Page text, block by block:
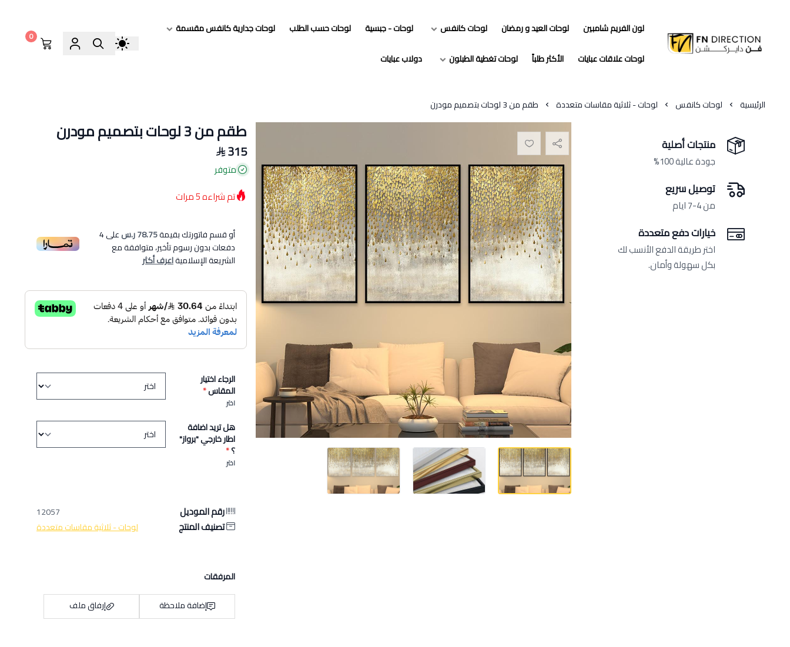
فن دايركشن
لون الفريم شامبين لوحات العيد و رمضان لوحات كانفس لوحات - جبسية لوحات حسب الطلب
لوحات جدارية كانفس مقسمة
لوحات علاقات عبايات
الأكثر طلباً لوحات تغطية الطبلون دولاب عبايات
0
الرئيسية لوحات كانفس لوحات - ثلاثية مقاسات متعددة طقم من 3 لوحات بتصميم مودرن
طقم من 3 لوحات بتصميم مودرن
315
متوفر
تم شراءه5مرات
أو قسم فاتورتك بقيمة78.75 ر.س على4
دفعات بدون رسوم تأخير، متوافقة مع
الشريعة الإسلاميةاعرف أكثر
الرجاء اختيار
المقاس*
اختر
هل تريد اضافة
اطار خارجي "برواز"
؟*
اختر
رقم الموديل 12057
تصنيف المنتج لوحات - ثلاثية مقاسات متعددة
المرفقات
إضافة ملاحظة
إرفاق ملف
منتجات أصلية
جودة عالية 100%
توصيل سريع
من 4-7 ايام
خيارات دفع متعددة
اختر طريقة الدفع الأنسب لك
بكل سهولة وأمان.